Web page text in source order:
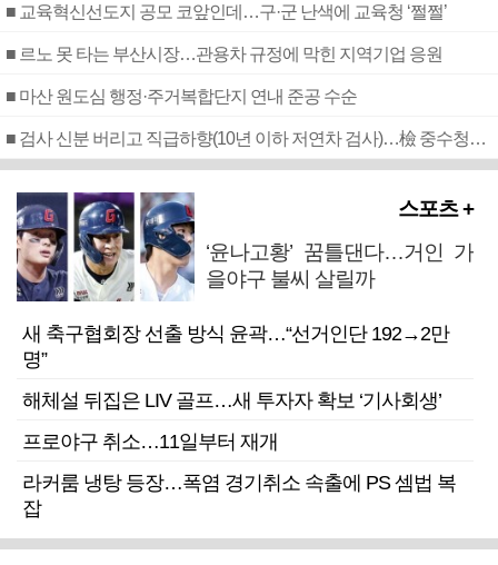
■ 교육혁신선도지 공모 코앞인데…구·군 난색에 교육청 ‘쩔쩔’
■ 르노 못 타는 부산시장…관용차 규정에 막힌 지역기업 응원
■ 마산 원도심 행정·주거복합단지 연내 준공 수순
■ 검사 신분 버리고 직급하향(10년 이하 저연차 검사)…檢 중수청행 기피
스포츠 +
‘윤나고황’ 꿈틀댄다…거인 가
을야구 불씨 살릴까
새 축구협회장 선출 방식 윤곽…“선거인단 192→2만
명”
해체설 뒤집은 LIV 골프…새 투자자 확보 ‘기사회생’
프로야구 취소…11일부터 재개
라커룸 냉탕 등장…폭염 경기취소 속출에 PS 셈법 복
잡